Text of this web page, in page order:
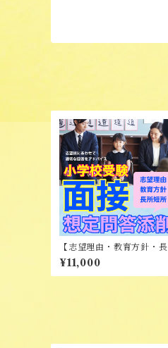
【志望理由・教育方針・長
所短所】想定問答添削
¥11,000